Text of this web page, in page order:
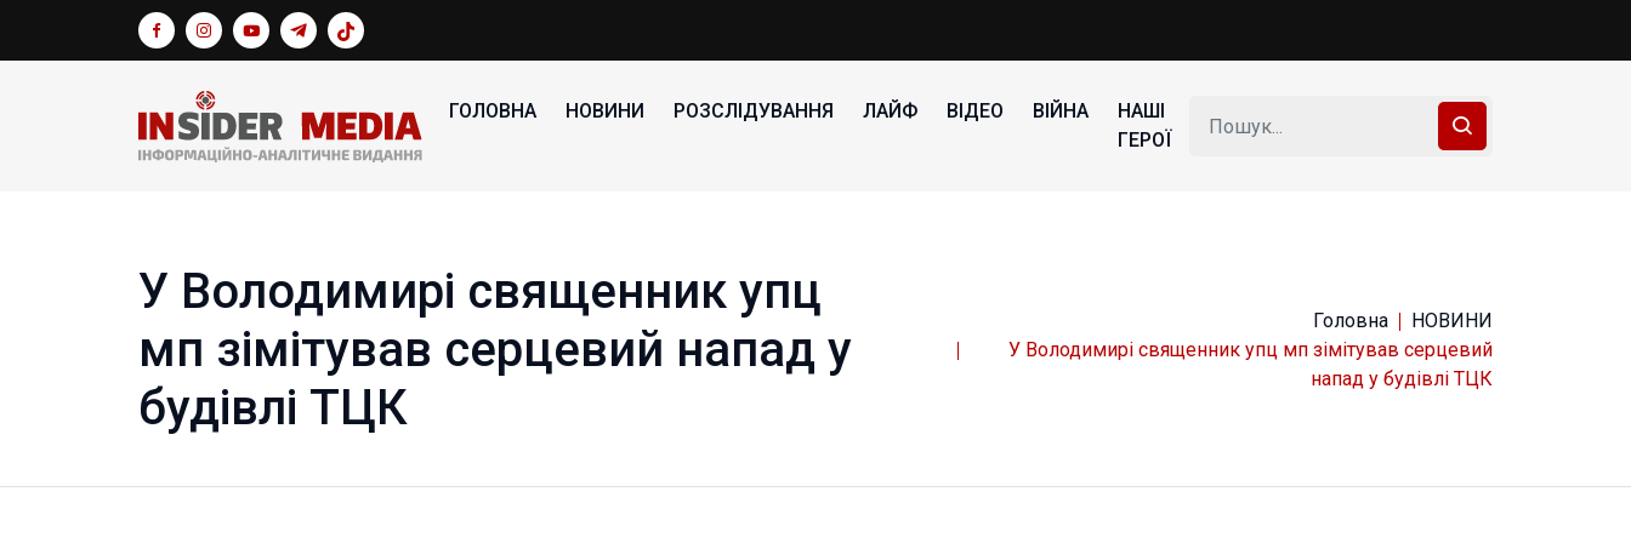
ГОЛОВНА НОВИНИ РОЗСЛІДУВАННЯ ЛАЙФ ВІДЕО ВІЙНА
НАШІ
ГЕРОЇ
У Володимирі священник упц
мп зімітував серцевий напад у
будівлі ТЦК
Головна
НОВИНИ
У Володимирі священник упц мп зімітував серцевий
напад у будівлі ТЦК